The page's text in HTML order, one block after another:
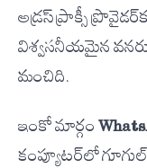
అడ్రస్ ప్రాక్సీ
విశ్వసనీయమైన
మంచిది.
ఇంకో మార్గం
కంప్యూటర్‌లో